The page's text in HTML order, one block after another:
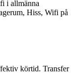
i allmänna
Hiss, Wifi på
körtid. Transfer